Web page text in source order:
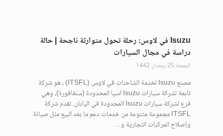
Isuzu في لاوس: رحلة تحول متوارثة ناجحة | حالة
دراسة في مجال السيارات
الجمعة 25 رمضان 1442
مصنع Isuzu لخدمة الشاحنات في لاوس (ITSFL) ، هو شركة
تابعة لشركة سيارات Isuzu اسيا المحدودة (سنغافورة)، وهي
فرع لشركة سيارات Isuzu المحدودة في اليابان. تقدم شركة
ITSFL مجموعة متنوعة من خدمات دعم ما بعد البيع مثل صيانة
وإصلاح المركبات التجارية و…